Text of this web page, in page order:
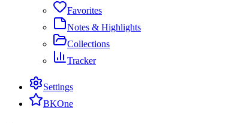
Favorites
Notes & Highlights
Collections
Tracker
Settings
BKOne